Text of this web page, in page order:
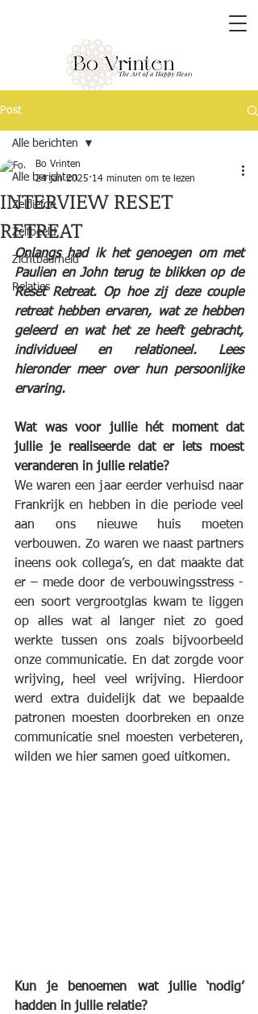
Post
Alle berichten
Zelfliefde
Zelfbeeld
Zichtbaarheid
Relaties
Alle berichten
INTERVIEW RESET
RETREAT
Bo Vrinten
24 jan 2025 14 minuten om te lezen
Onlangs had ik het genoegen om met
Paulien en John terug te blikken op de
Reset Retreat. Op hoe zij deze couple
retreat hebben ervaren, wat ze hebben
geleerd en wat het ze heeft gebracht,
individueel en relationeel. Lees
hieronder meer over hun persoonlijke
ervaring.
Wat was voor jullie hét moment dat
jullie je realiseerde dat er iets moest
veranderen in jullie relatie?
We waren een jaar eerder verhuisd naar
Frankrijk en hebben in die periode veel
aan ons nieuwe huis moeten
verbouwen. Zo waren we naast partners
ineens ook collega’s, en dat maakte dat
er – mede door de verbouwingsstress -
een soort vergrootglas kwam te liggen
op alles wat al langer niet zo goed
werkte tussen ons zoals bijvoorbeeld
onze communicatie. En dat zorgde voor
wrijving, heel veel wrijving. Hierdoor
werd extra duidelijk dat we bepaalde
patronen moesten doorbreken en onze
communicatie snel moesten verbeteren,
wilden we hier samen goed uitkomen.
Kun je benoemen wat jullie ‘nodig’
hadden in jullie relatie?